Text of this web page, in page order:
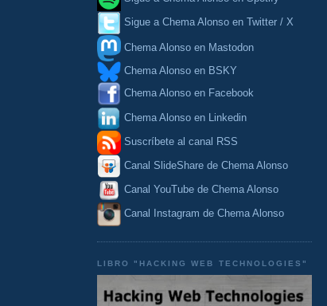
Sigue a Chema Alonso en Twitter / X
Chema Alonso en Mastodon
Chema Alonso en BSKY
Chema Alonso en Facebook
Chema Alonso en Linkedin
Suscríbete al canal RSS
Canal SlideShare de Chema Alonso
Canal YouTube de Chema Alonso
Canal Instagram de Chema Alonso
LIBRO "HACKING WEB TECHNOLOGIES"